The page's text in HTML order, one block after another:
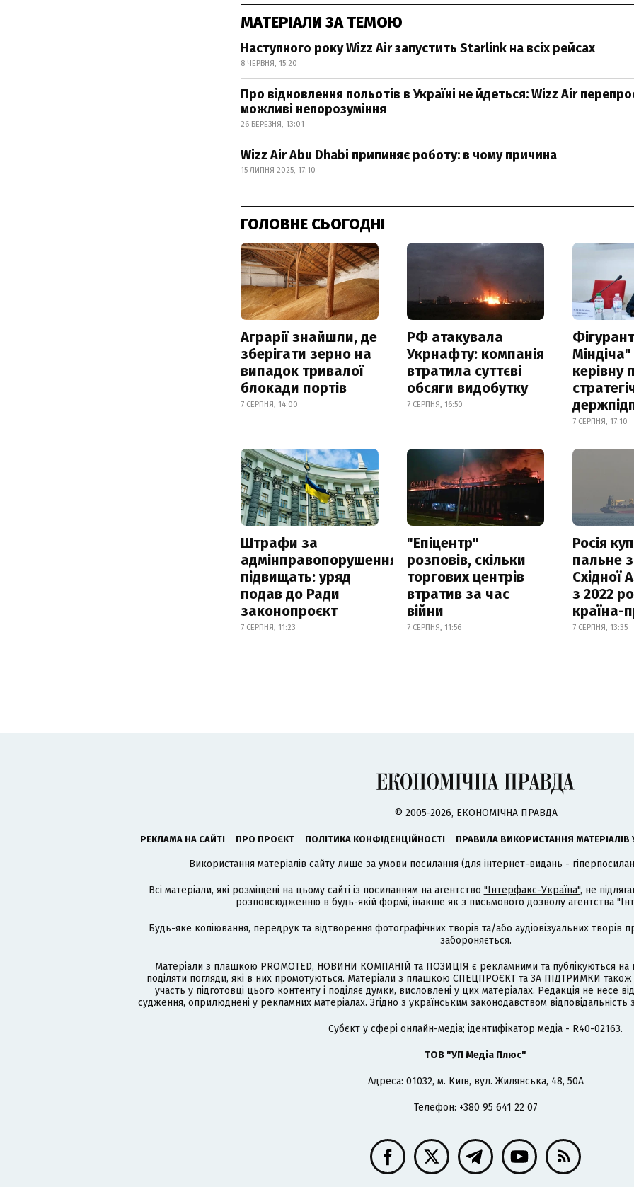
МАТЕРІАЛИ ЗА ТЕМОЮ
Наступного року Wizz Air запустить Starlink на всіх рейсах
8 ЧЕРВНЯ, 15:20
Про відновлення польотів в Україні не йдеться: Wizz Air
можливі непорозуміння
26 БЕРЕЗНЯ, 13:01
Wizz Air Abu Dhabi припиняє роботу: в чому причина
15 ЛИПНЯ 2025, 17:10
ГОЛОВНЕ СЬОГОДНІ
Аграрії знайшли, де
зберігати зерно на
випадок тривалої
блокади портів
7 СЕРПНЯ, 14:00
РФ атакувала
Укрнафту: компанія
втратила суттєві
обсяги видобутку
7 СЕРПНЯ, 16:50
керівну
7 СЕРПНЯ, 17:10
Штрафи за
адмінправопорушення
підвищать: уряд
подав до Ради
законопроєкт
7 СЕРПНЯ, 11:23
"Епіцентр"
розповів, скільки
торгових центрів
втратив за час
війни
7 СЕРПНЯ, 11:56
Росія
пальне
Східної
з 2022
країна-
7 СЕРПНЯ, 13:35
© 2005-2026, ЕКОНОМІЧНА ПРАВДА
РЕКЛАМА НА САЙТІ ПРО ПРОЄКТ ПОЛІТИКА КОНФІДЕНЦІЙНОСТІ ПРАВИЛА ВИКОРИСТАННЯ МАТЕРІАЛІВ
Використання матеріалів сайту лише за умови посилання (для інтернет-видань -
Всі матеріали, які розміщені на цьому сайті із посиланням на агентство "Інтерфакс-Україна", не
розповсюдженню в будь-якій формі, інакше як з письмового дозволу агентства
Будь-яке копіювання, передрук та відтворення фотографічних творів та/або аудіовізуальних
забороняється.
Матеріали з плашкою PROMOTED, НОВИНИ КОМПАНІЙ та ПОЗИЦІЯ є рекламними та публікуються на
поділяти погляди, які в них промотуються. Матеріали з плашкою СПЕЦПРОЄКТ та ЗА ПІДТРИМКИ
участь у підготовці цього контенту і поділяє думки, висловлені у цих матеріалах. Редакція не несе
судження, оприлюднені у рекламних матеріалах. Згідно з українським законодавством
Cубєкт у сфері онлайн-медіа; ідентифікатор медіа - R40-02163.
ТОВ "УП Медіа Плюс"
Адреса: 01032, м. Київ, вул. Жилянська, 48, 50А
Телефон: +380 95 641 22 07